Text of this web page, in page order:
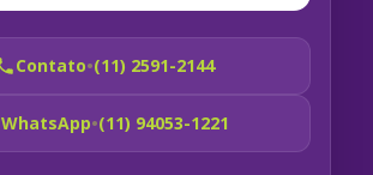
Contato•(11) 2591-2144
WhatsApp•(11) 94053-1221